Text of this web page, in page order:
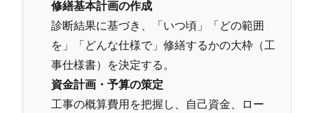
修繕基本計画の作成
診断結果に基づき、「いつ頃」「どの範囲
を」「どんな仕様で」修繕するかの大枠（工
事仕様書）を決定する。
資金計画・予算の策定
工事の概算費用を把握し、自己資金、ロー